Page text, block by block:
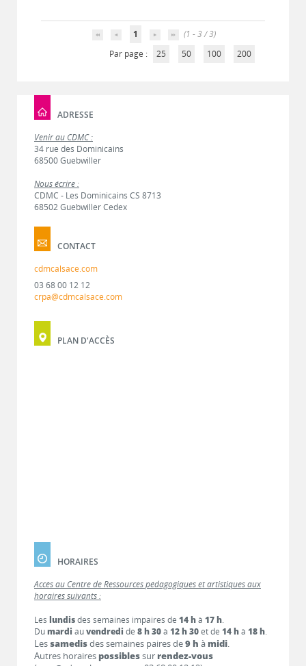
1
(1 - 3 / 3)
Par page :
25 50 100 200
ADRESSE
Venir au CDMC :
34 rue des Dominicains
68500 Guebwiller
Nous écrire :
CDMC - Les Dominicains CS 8713
68502 Guebwiller Cedex
CONTACT
cdmcalsace.com
03 68 00 12 12
crpa@cdmcalsace.com
PLAN D'ACCÈS
HORAIRES
Accès au Centre de Ressources pédagogiques et artistiques aux
horaires suivants :
Les lundisdes semaines impaires de 14 hà 17 h.
Dumardi auvendredi de 8 h 30à 12 h 30et de 14 hà 18 h.
Lessamedisdes semaines paires de9 h à midi.
Autres horaires possiblessur rendez-vous